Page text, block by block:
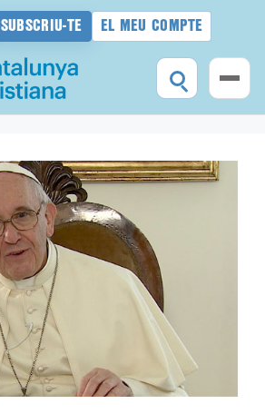
SUBSCRIU-TE EL MEU COMPTE